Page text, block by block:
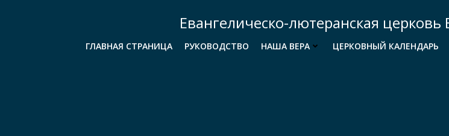
Евангелическо-лютеранская церковь
ГЛАВНАЯ СТРАНИЦА РУКОВОДСТВО НАША ВЕРА ЦЕРКОВНЫЙ КАЛЕНДАРЬ